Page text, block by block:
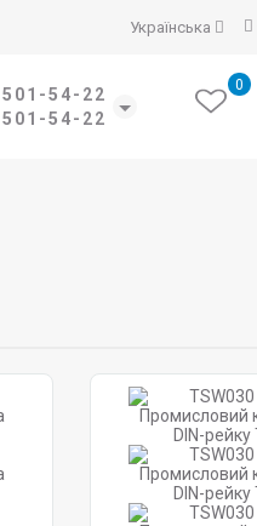
Українська
54-22
54-22
0